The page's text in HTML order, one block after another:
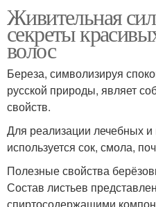
Живительная
секреты
волос
Береза, символизируя
русской природы, являет
свойств.
Для реализации лечебных
используется сок, смола,
Полезные свойства
Состав листьев
спиртосодержащими